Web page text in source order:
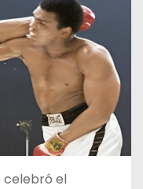
celebró el